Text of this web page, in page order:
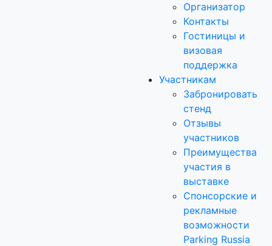
Организатор
Контакты
Гостиницы и
визовая
поддержка
Участникам
Забронировать
стенд
Отзывы
участников
Преимущества
участия в
выставке
Спонсорские и
рекламные
возможности
Parking Russia